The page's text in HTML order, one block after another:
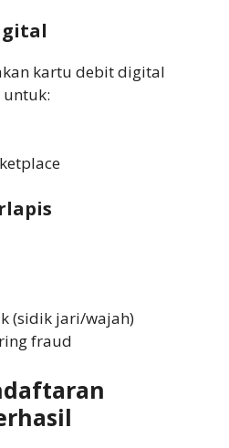
kartu debit digital
(sidik jari/wajah)
fraud